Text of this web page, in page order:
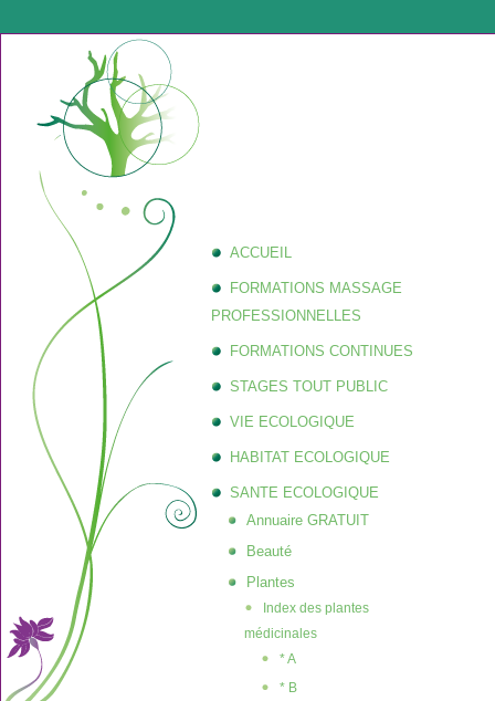
ACCUEIL
FORMATIONS MASSAGE
PROFESSIONNELLES
FORMATIONS CONTINUES
STAGES TOUT PUBLIC
VIE ECOLOGIQUE
HABITAT ECOLOGIQUE
SANTE ECOLOGIQUE
Annuaire GRATUIT
Beauté
Plantes
Index des plantes
médicinales
* A
* B